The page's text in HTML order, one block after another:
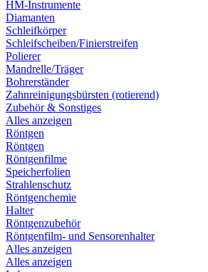
HM-Instrumente
Diamanten
Schleifkörper
Schleifscheiben/Finierstreifen
Polierer
Mandrelle/Träger
Bohrerständer
Zahnreinigungsbürsten (rotierend)
Zubehör & Sonstiges
Alles anzeigen
Röntgen
Röntgen
Röntgenfilme
Speicherfolien
Strahlenschutz
Röntgenchemie
Halter
Röntgenzubehör
Röntgenfilm- und Sensorenhalter
Alles anzeigen
Alles anzeigen